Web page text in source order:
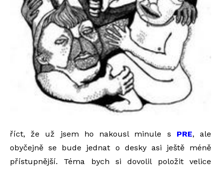
říct, že už jsem ho nakousl minule s PRE, ale
obyčejně se bude jednat o desky asi ještě méně
přístupnější. Téma bych si dovolil položit velice